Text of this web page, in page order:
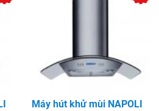
Máy hút khử mùi NAPOLI